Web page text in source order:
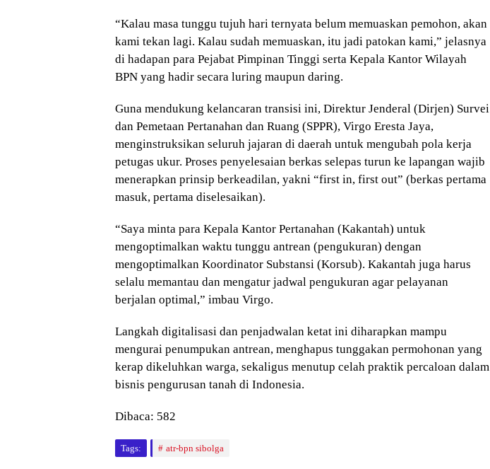
“Kalau masa tunggu tujuh hari ternyata belum memuaskan pemohon, akan
kami tekan lagi. Kalau sudah memuaskan, itu jadi patokan kami,” jelasnya
di hadapan para Pejabat Pimpinan Tinggi serta Kepala Kantor Wilayah
BPN yang hadir secara luring maupun daring.
Guna mendukung kelancaran transisi ini, Direktur Jenderal (Dirjen) Survei
dan Pemetaan Pertanahan dan Ruang (SPPR), Virgo Eresta Jaya,
menginstruksikan seluruh jajaran di daerah untuk mengubah pola kerja
petugas ukur. Proses penyelesaian berkas selepas turun ke lapangan wajib
menerapkan prinsip berkeadilan, yakni “first in, first out” (berkas pertama
masuk, pertama diselesaikan).
“Saya minta para Kepala Kantor Pertanahan (Kakantah) untuk
mengoptimalkan waktu tunggu antrean (pengukuran) dengan
mengoptimalkan Koordinator Substansi (Korsub). Kakantah juga harus
selalu memantau dan mengatur jadwal pengukuran agar pelayanan
berjalan optimal,” imbau Virgo.
Langkah digitalisasi dan penjadwalan ketat ini diharapkan mampu
mengurai penumpukan antrean, menghapus tunggakan permohonan yang
kerap dikeluhkan warga, sekaligus menutup celah praktik percaloan dalam
bisnis pengurusan tanah di Indonesia.
Dibaca: 582
Tags: atr-bpn sibolga